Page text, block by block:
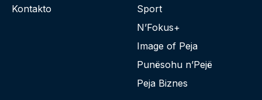
Kontakto
Sport
N’Fokus+
Image of Peja
Punësohu n’Pejë
Peja Biznes